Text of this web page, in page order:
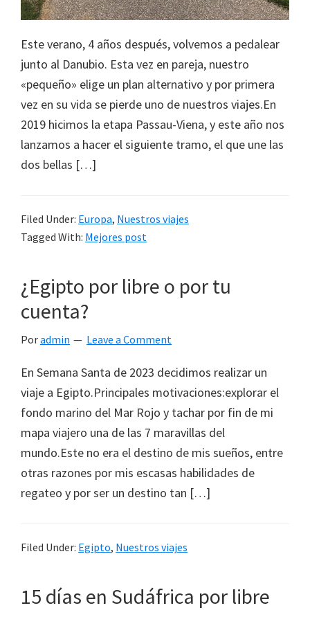
Este verano, 4 años después, volvemos a pedalear
junto al Danubio. Esta vez en pareja, nuestro
«pequeño» elige un plan alternativo y por primera
vez en su vida se pierde uno de nuestros viajes.En
2019 hicimos la etapa Passau-Viena, y este año nos
lanzamos a hacer el siguiente tramo, el que une las
dos bellas […]
Filed Under: Europa, Nuestros viajes
Tagged With: Mejores post
¿Egipto por libre o por tu
cuenta?
Poradmin Leave a Comment
En Semana Santa de 2023 decidimos realizar un
viaje a Egipto.Principales motivaciones:explorar el
fondo marino del Mar Rojo y tachar por fin de mi
mapa viajero una de las 7 maravillas del
mundo.Este no era el destino de mis sueños, entre
otras razones por mis escasas habilidades de
regateo y por ser un destino tan […]
Filed Under: Egipto, Nuestros viajes
15 días en Sudáfrica por libre